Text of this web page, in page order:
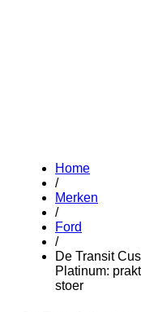
Home
/
Merken
/
Ford
/
De Transit
Platinum:
stoer